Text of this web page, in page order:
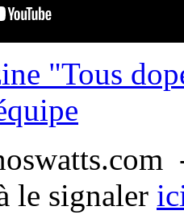
"Tous
le signaler